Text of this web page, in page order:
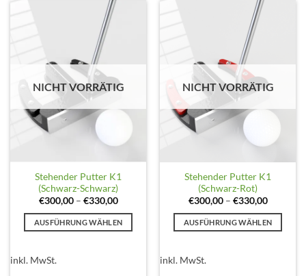
NICHT VORRÄTIG
Stehender Putter K1
(Schwarz-Schwarz)
€300,00– €330,00
AUSFÜHRUNG WÄHLEN
inkl. MwSt.
NICHT VORRÄTIG
Stehender Putter K1
(Schwarz-Rot)
€300,00– €330,00
AUSFÜHRUNG WÄHLEN
inkl. MwSt.